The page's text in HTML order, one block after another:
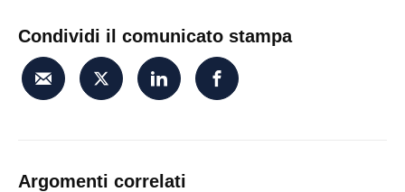
Condividi il comunicato stampa
Argomenti correlati